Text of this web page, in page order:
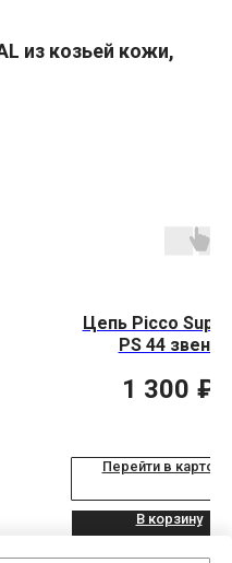
из козьей кожи,
Цепь Picco
PS 44 звена
1 300 ₽
Перейти в
В корзину